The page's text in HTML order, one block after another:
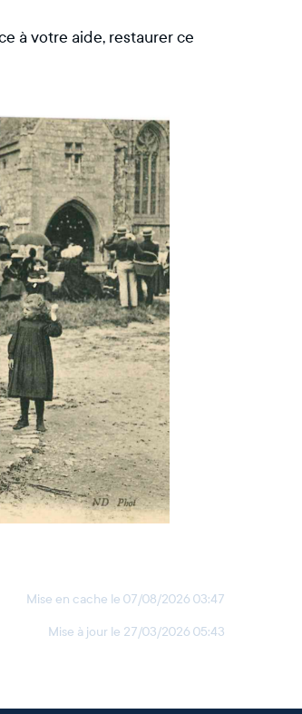
à votre aide, restaurer ce
Mise en cache le 07/08/2026 03:47
Mise à jour le 27/03/2026 05:43